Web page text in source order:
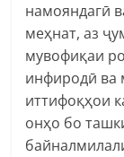
намояндагӣ
меҳнат, аз
мувофиқаи
инфиродӣ ва
иттифоқҳои
онҳо бо